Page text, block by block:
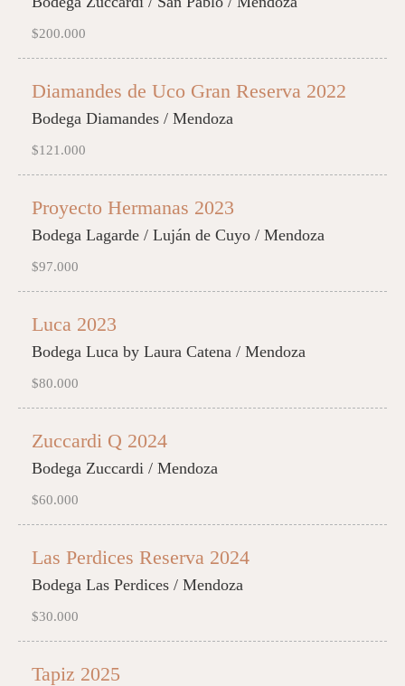
$200.000
Diamandes de Uco Gran Reserva 2022
Bodega Diamandes / Mendoza
$121.000
Proyecto Hermanas 2023
Bodega Lagarde / Luján de Cuyo / Mendoza
$97.000
Luca 2023
Bodega Luca by Laura Catena / Mendoza
$80.000
Zuccardi Q 2024
Bodega Zuccardi / Mendoza
$60.000
Las Perdices Reserva 2024
Bodega Las Perdices / Mendoza
$30.000
Tapiz 2025